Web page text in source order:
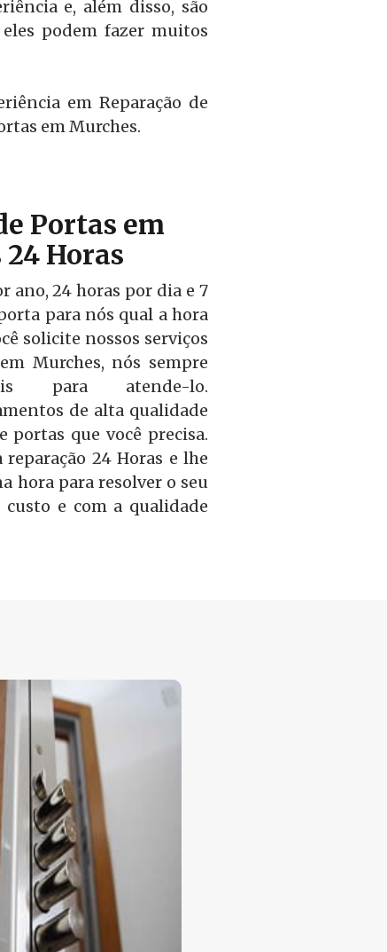
e, além disso, são
podem fazer muitos
em Reparação de
em Murches.
Portas em
Horas
ano, 24 horas por dia e 7
para nós qual a hora
solicite nossos serviços
Murches, nós sempre
para atende-lo.
de alta qualidade
portas que você precisa.
24 Horas e lhe
hora para resolver o seu
e com a qualidade